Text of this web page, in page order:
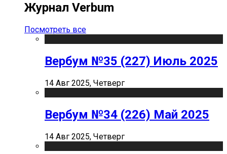
Журнал Verbum
Посмотреть все
Вербум №35 (227) Июль 2025
14 Авг 2025, Четверг
Вербум №34 (226) Май 2025
14 Авг 2025, Четверг